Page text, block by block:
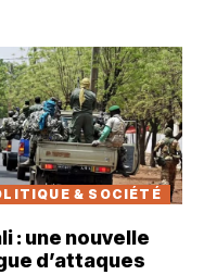
& SOCIÉTÉ
: une nouvelle
d’attaques